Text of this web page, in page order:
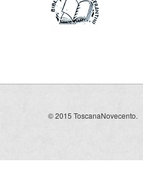
© 2015 ToscanaNovecento.